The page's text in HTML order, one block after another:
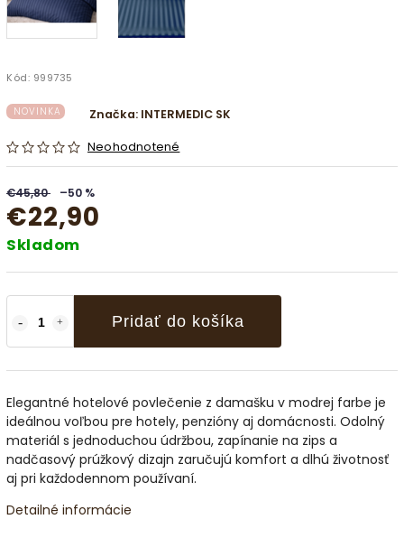
Kód: 999735
NOVINKA
Neohodnotené
Značka: INTERMEDIC SK
€45,80 –50 %
€22,90
Skladom
Pridať do košíka
Elegantné hotelové povlečenie z damašku v modrej farbe je
ideálnou voľbou pre hotely, penzióny aj domácnosti. Odolný
materiál s jednoduchou údržbou, zapínanie na zips a
nadčasový prúžkový dizajn zaručujú komfort a dlhú životnosť
aj pri každodennom používaní.
Detailné informácie